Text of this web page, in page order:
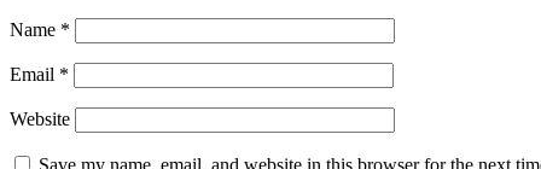
Name *
Email *
Website
Save my name, email, and website in this browser for the next